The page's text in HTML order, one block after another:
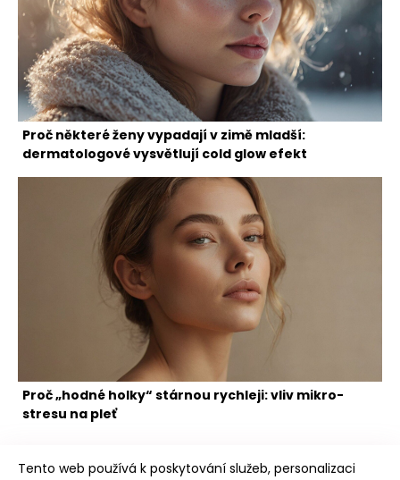
Proč některé ženy vypadají v zimě mladší:
dermatologové vysvětlují cold glow efekt
Proč „hodné holky“ stárnou rychleji: vliv mikro-
stresu na pleť
Tento web používá k poskytování služeb, personalizaci